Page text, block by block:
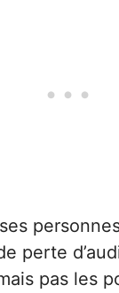
perte
pas les